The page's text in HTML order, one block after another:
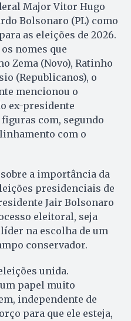
Major Vitor Hugo
Bolsonaro (PL) como
as eleições de 2026.
nomes que
Zema (Novo), Ratinho
(Republicanos), o
mencionou o
ex-presidente
com, segundo
com o
a importância da
presidenciais de
Jair Bolsonaro
eleitoral, seja
na escolha de um
conservador.
unida.
papel muito
independente de
para que ele esteja,